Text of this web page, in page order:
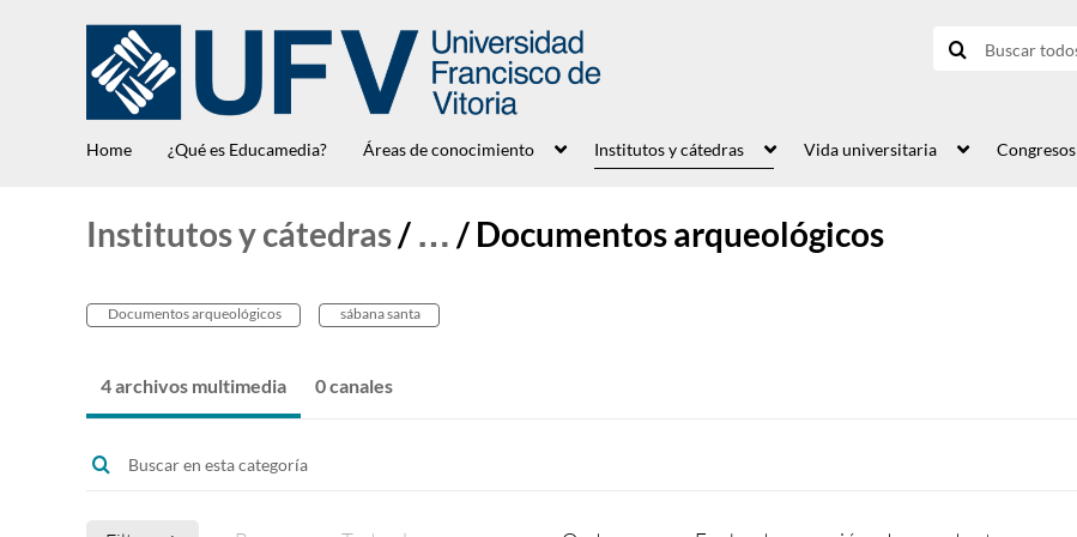
Home ¿Qué es Educamedia? Áreas de conocimiento Institutos y cátedras Vida universitaria Congresos
Institutos y cátedras/ … / Documentos arqueológicos
Documentos arqueológicos sábana santa
4 archivos multimedia 0 canales